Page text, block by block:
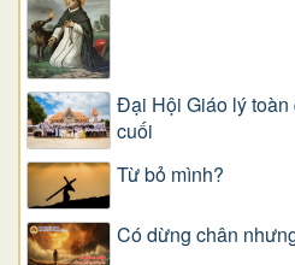
Đại Hội Giáo lý toàn
cuối
Từ bỏ mình?
Có dừng chân